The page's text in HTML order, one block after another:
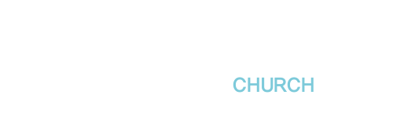
CHURCH